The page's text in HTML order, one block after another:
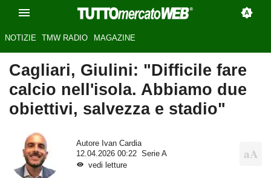
NOTIZIE TMW RADIO MAGAZINE
Cagliari, Giulini: "Difficile fare
calcio nell'isola. Abbiamo due
obiettivi, salvezza e stadio"
Autore Ivan Cardia
12.04.2026 00:22
Serie A
vedi letture